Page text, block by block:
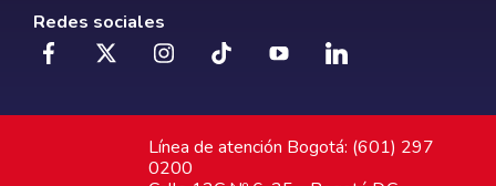
Redes sociales
Línea de atención Bogotá: (601) 297
0200